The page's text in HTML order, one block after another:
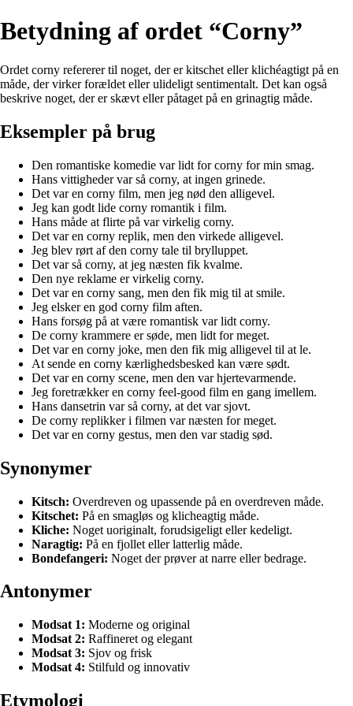
Betydning af ordet “Corny”
Ordet corny refererer til noget, der er kitschet eller klichéagtigt på en
måde, der virker forældet eller ulideligt sentimentalt. Det kan også
beskrive noget, der er skævt eller påtaget på en grinagtig måde.
Eksempler på brug
Den romantiske komedie var lidt for corny for min smag.
Hans vittigheder var så corny, at ingen grinede.
Det var en corny film, men jeg nød den alligevel.
Jeg kan godt lide corny romantik i film.
Hans måde at flirte på var virkelig corny.
Det var en corny replik, men den virkede alligevel.
Jeg blev rørt af den corny tale til brylluppet.
Det var så corny, at jeg næsten fik kvalme.
Den nye reklame er virkelig corny.
Det var en corny sang, men den fik mig til at smile.
Jeg elsker en god corny film aften.
Hans forsøg på at være romantisk var lidt corny.
De corny krammere er søde, men lidt for meget.
Det var en corny joke, men den fik mig alligevel til at le.
At sende en corny kærlighedsbesked kan være sødt.
Det var en corny scene, men den var hjertevarmende.
Jeg foretrækker en corny feel-good film en gang imellem.
Hans dansetrin var så corny, at det var sjovt.
De corny replikker i filmen var næsten for meget.
Det var en corny gestus, men den var stadig sød.
Synonymer
Kitsch: Overdreven og upassende på en overdreven måde.
Kitschet: På en smagløs og klicheagtig måde.
Kliche: Noget uoriginalt, forudsigeligt eller kedeligt.
Naragtig: På en fjollet eller latterlig måde.
Bondefangeri: Noget der prøver at narre eller bedrage.
Antonymer
Modsat 1: Moderne og original
Modsat 2: Raffineret og elegant
Modsat 3: Sjov og frisk
Modsat 4: Stilfuld og innovativ
Etymologi